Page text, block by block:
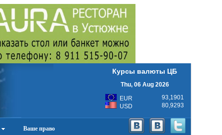
Курсы валюты ЦБ
Thu, 06 Aug 2026
EUR
93,1901
USD
80,9293
Ваше право